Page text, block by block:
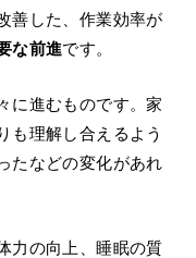
善した、作業効率が
な前進です。
に進むものです。家
も理解し合えるよう
たなどの変化があれ
力の向上、睡眠の質